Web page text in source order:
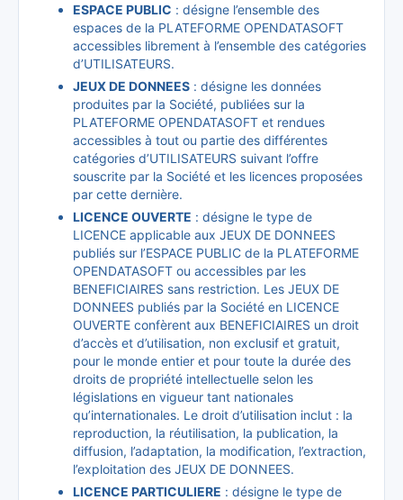
ESPACE PUBLIC : désigne l’ensemble des
espaces de la PLATEFORME OPENDATASOFT
accessibles librement à l’ensemble des catégories
d’UTILISATEURS.
JEUX DE DONNEES : désigne les données
produites par la Société, publiées sur la
PLATEFORME OPENDATASOFT et rendues
accessibles à tout ou partie des différentes
catégories d’UTILISATEURS suivant l’offre
souscrite par la Société et les licences proposées
par cette dernière.
LICENCE OUVERTE : désigne le type de
LICENCE applicable aux JEUX DE DONNEES
publiés sur l’ESPACE PUBLIC de la PLATEFORME
OPENDATASOFT ou accessibles par les
BENEFICIAIRES sans restriction. Les JEUX DE
DONNEES publiés par la Société en LICENCE
OUVERTE confèrent aux BENEFICIAIRES un droit
d’accès et d’utilisation, non exclusif et gratuit,
pour le monde entier et pour toute la durée des
droits de propriété intellectuelle selon les
législations en vigueur tant nationales
qu’internationales. Le droit d’utilisation inclut : la
reproduction, la réutilisation, la publication, la
diffusion, l’adaptation, la modification, l’extraction,
l’exploitation des JEUX DE DONNEES.
LICENCE PARTICULIERE : désigne le type de